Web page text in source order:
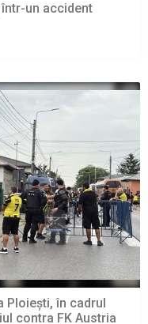
un accident
Ploiești, în cadrul
contra FK Austria